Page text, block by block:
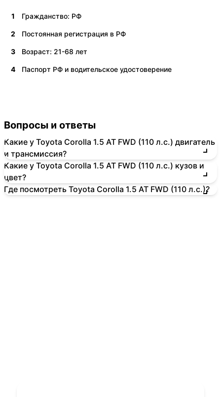
1 Гражданство: РФ
2 Постоянная регистрация в РФ
3 Возраст: 21-68 лет
4 Паспорт РФ и водительское удостоверение
Вопросы и ответы
Какие у Toyota Corolla 1.5 AT FWD (110 л.с.) двигатель
и трансмиссия?
Какие у Toyota Corolla 1.5 AT FWD (110 л.с.) кузов и
цвет?
Где посмотреть Toyota Corolla 1.5 AT FWD (110 л.с.)?